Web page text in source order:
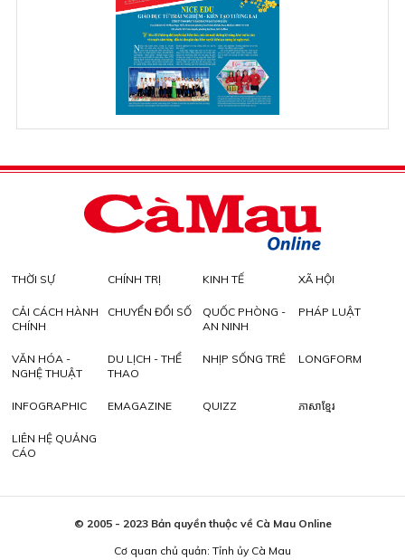
THỜI SỰ CHÍNH TRỊ KINH TẾ XÃ HỘI
CẢI CÁCH HÀNH
CHÍNH
CHUYỂN ĐỔI SỐ
QUỐC PHÒNG -
AN NINH
PHÁP LUẬT
VĂN HÓA -
NGHỆ THUẬT
DU LỊCH - THỂ
THAO
NHỊP SỐNG TRẺ LONGFORM
INFOGRAPHIC EMAGAZINE QUIZZ ភាសាខ្មែរ
LIÊN HỆ QUẢNG
CÁO
© 2005 - 2023 Bản quyền thuộc về Cà Mau Online
Cơ quan chủ quản: Tỉnh ủy Cà Mau